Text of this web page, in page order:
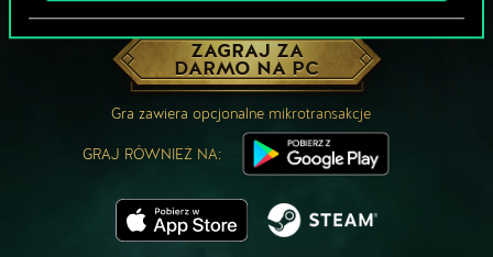
ZAGRAJ ZA
DARMO NA PC
Gra zawiera opcjonalne mikrotransakcje
GRAJ RÓWNIEŻ NA: